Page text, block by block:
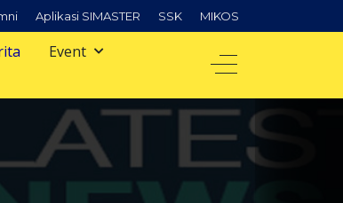
Aplikasi SIMASTER SSK MIKOS
Event